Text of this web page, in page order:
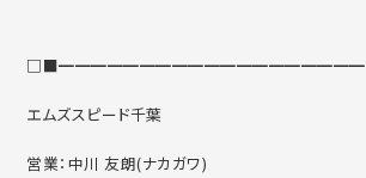
□■━━━━━━━━━━━━━━━━━━━
エムズスピード千葉
営業：中川 友朗(ナカガワ)